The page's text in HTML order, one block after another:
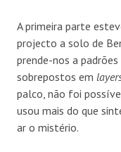
A primeira parte
projecto a solo de
prende-nos a
sobrepostos em
palco, não foi
usou mais do que
ar o mistério.